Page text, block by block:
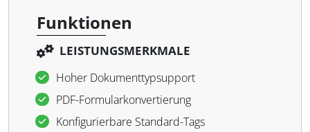
Funktionen
LEISTUNGSMERKMALE
Hoher Dokumenttypsupport
PDF-Formularkonvertierung
Konfigurierbare Standard-Tags